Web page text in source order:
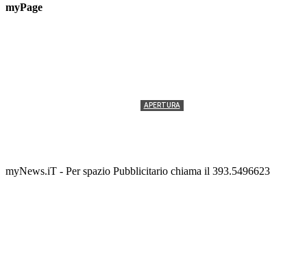
myPage
APERTURA
myNews.iT - Per spazio Pubblicitario chiama il 393.5496623